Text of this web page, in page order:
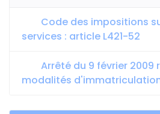
Code des impositions
services : article L421-52
Arrêté du 9 février 2009
modalités